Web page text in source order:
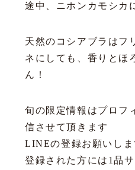
途中、ニホンカモシカ
天然のコシアブラはフ
ネにしても、香りとほ
ん！
旬の限定情報はプロフ
信させて頂きます
LINEの登録お願いしま
登録された方には1品